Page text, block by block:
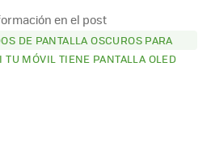
en el post
DE PANTALLA OSCUROS PARA
TU MÓVIL TIENE PANTALLA OLED